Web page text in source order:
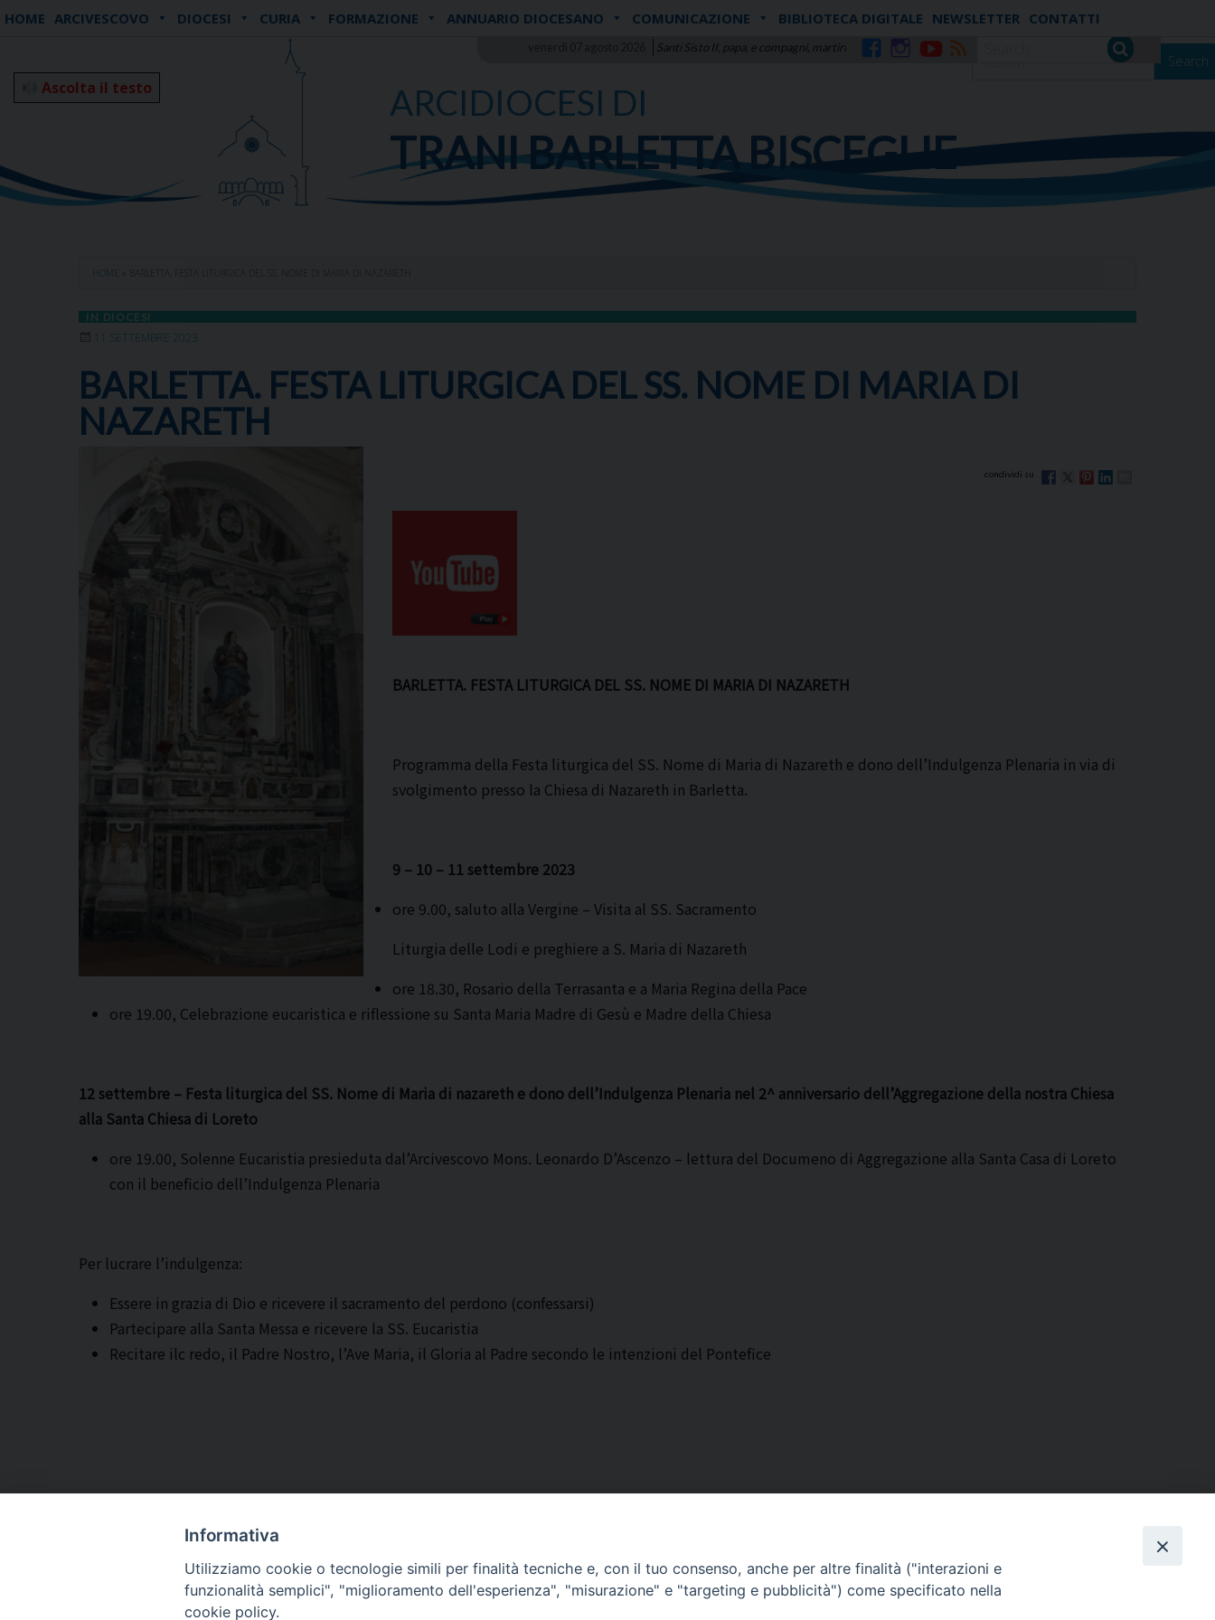
Skip
Santi Sisto II, papa, e compagni, martiri
HOME ARCIVESCOVO DIOCESI CURIA FORMAZIONE ANNUARIO DIOCESANO COMUNICAZIONE BIBLIOTECA DIGITALE NEWSLETTER CONTATTI
Search
ARCIDIOCESI DI
TRANI BARLETTA BISCEGLIE
Ascolta il testo
HOME
IN DIOCESI
11 SETTEMBRE 2023
BARLETTA. FESTA LITURGICA DEL SS. NOME DI MARIA DI
NAZARETH
BARLETTA. FESTA LITURGICA DEL SS. NOME DI MARIA DI NAZARETH
Programma della Festa liturgica del SS. Nome di Maria di Nazareth e dono dell’Indulgenza Plenaria in via di
svolgimento presso la Chiesa di Nazareth in Barletta.
9 – 10 – 11 settembre 2023
ore 9.00, saluto alla Vergine – Visita al SS. Sacramento
Liturgia delle Lodi e preghiere a S. Maria di Nazareth
ore 18.30, Rosario della Terrasanta e a Maria Regina della Pace
ore 19.00, Celebrazione eucaristica e riflessione su Santa Maria Madre di Gesù e Madre della Chiesa
12 settembre – Festa liturgica del SS. Nome di Maria di nazareth e dono dell’Indulgenza Plenaria nel 2^ anniversario dell’Aggregazione della nostra Chiesa
alla Santa Chiesa di Loreto
ore 19.00, Solenne Eucaristia presieduta dal’Arcivescovo Mons. Leonardo D’Ascenzo – lettura del Documeno di Aggregazione alla Santa Casa di Loreto
con il beneficio dell’Indulgenza Plenaria
Per lucrare l’indulgenza:
Essere in grazia di Dio e ricevere il sacramento del perdono (confessarsi)
Partecipare alla Santa Messa e ricevere la SS. Eucaristia
Recitare ilc redo, il Padre Nostro, l’Ave Maria, il Gloria al Padre secondo le intenzioni del Pontefice
Corato, Margherita di Savoia,
Via Beltrani, 9
Informativa
Utilizziamo cookie o tecnologie simili per finalità tecniche e, con il tuo consenso, anche per altre finalità ("interazioni e
funzionalità semplici", "miglioramento dell'esperienza", "misurazione" e "targeting e pubblicità") come specificato nella
cookie policy.